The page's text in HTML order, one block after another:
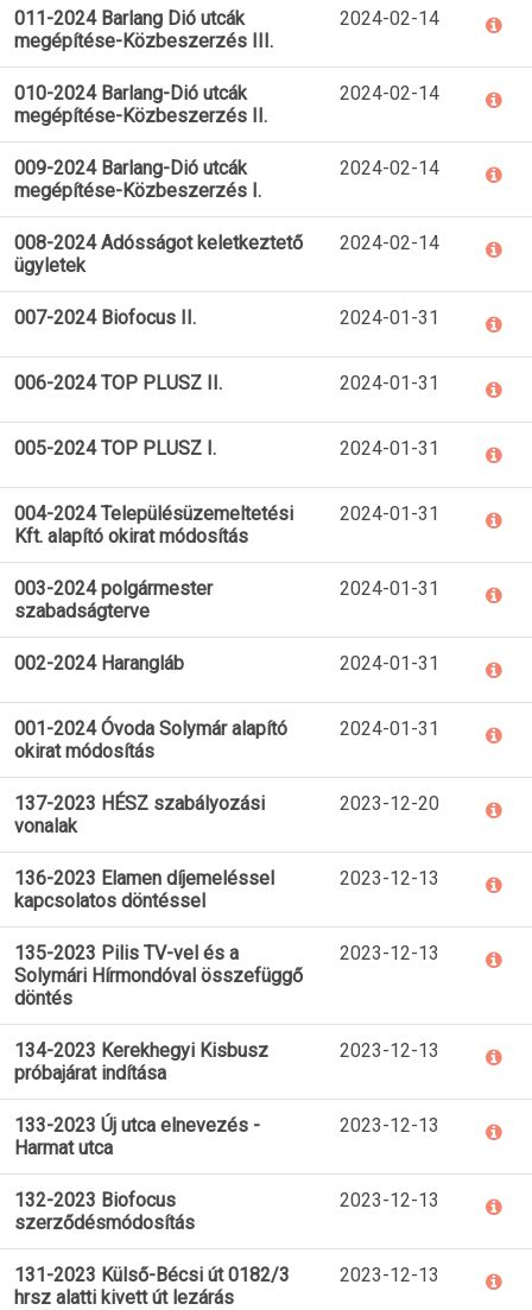
011-2024 Barlang Dió utcák
megépítése-Közbeszerzés III.
2024-02-14
010-2024 Barlang-Dió utcák
megépítése-Közbeszerzés II.
2024-02-14
009-2024 Barlang-Dió utcák
megépítése-Közbeszerzés I.
2024-02-14
008-2024 Adósságot keletkeztető
ügyletek
2024-02-14
007-2024 Biofocus II. 2024-01-31
006-2024 TOP PLUSZ II. 2024-01-31
005-2024 TOP PLUSZ I. 2024-01-31
004-2024 Településüzemeltetési
Kft. alapító okirat módosítás
2024-01-31
003-2024 polgármester
szabadságterve
2024-01-31
002-2024 Harangláb 2024-01-31
001-2024 Óvoda Solymár alapító
okirat módosítás
2024-01-31
137-2023 HÉSZ szabályozási
vonalak
2023-12-20
136-2023 Elamen díjemeléssel
kapcsolatos döntéssel
2023-12-13
135-2023 Pilis TV-vel és a
Solymári Hírmondóval összefüggő
döntés
2023-12-13
134-2023 Kerekhegyi Kisbusz
próbajárat indítása
2023-12-13
133-2023 Új utca elnevezés -
Harmat utca
2023-12-13
132-2023 Biofocus
szerződésmódosítás
2023-12-13
131-2023 Külső-Bécsi út 0182/3
hrsz alatti kivett út lezárás
2023-12-13